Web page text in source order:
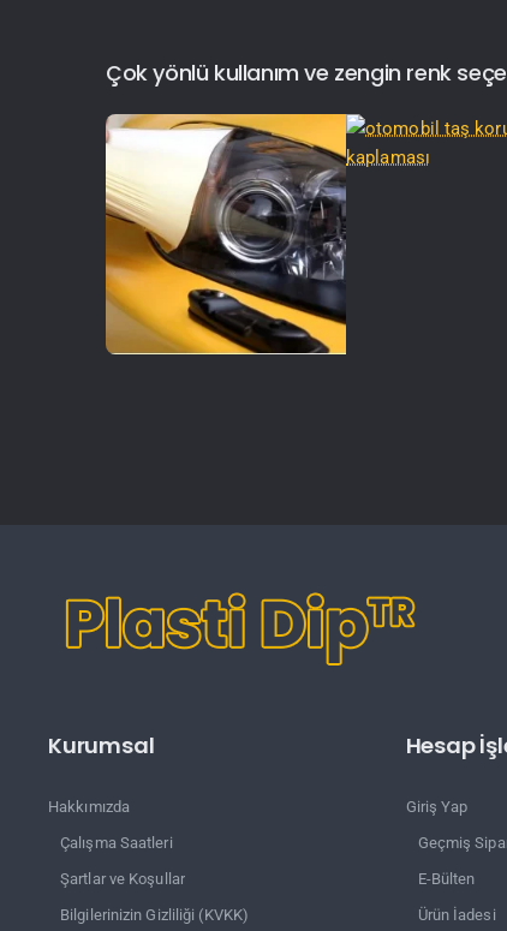
Çok yönlü kullanım ve zengin renk
Kurumsal
Hakkımızda
Çalışma Saatleri
Şartlar ve Koşullar
Bilgilerinizin Gizliliği (KVKK)
Hesap
Giriş Yap
Geçmiş
E-Bülten
Ürün İadesi